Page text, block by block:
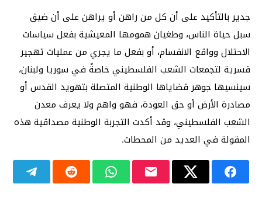
جدير بالتأكيد على أن كل من راهن أو يراهن على أن ضيق
سبل حياة الناس، وطغيان همومها المعيشية بفعل سياسات
الاحتلال وواقع الانقسام، أو بفعل ما يجري من عمليات تهجير
قسرية لتجمعات الشعب الفلسطيني خاصةً في سوريا ولبنان،
سينسيها جوهر قضاياها الوطنية المتصلة بتهويد القدس أو
مصادرة الأرض أو حق العودة، فهو واهم ولا يعرف معدن
الشعب الفلسطيني، وقد أكدت التجربة الوطنية مصداقية هذه
المقولة في العديد من المحطات.